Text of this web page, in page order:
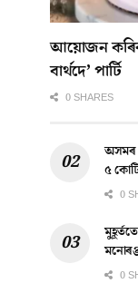
আয়োজন
বাৰ্থদে’ পাৰ্টি
0 SHARES
অসমৰ
৫
0
0